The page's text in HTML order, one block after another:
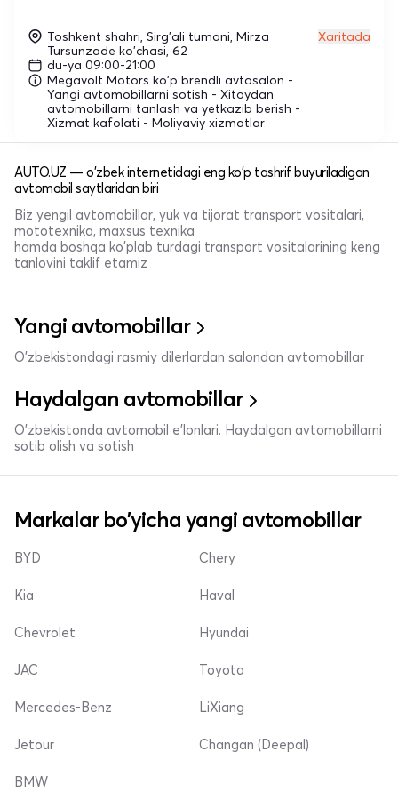
Xaritada
Toshkent shahri, Sirg'ali tumani, Mirza
Tursunzade ko'chasi, 62
du-ya 09:00-21:00
Megavolt Motors ko'p brendli avtosalon -
Yangi avtomobillarni sotish - Xitoydan
avtomobillarni tanlash va yetkazib berish -
Xizmat kafolati - Moliyaviy xizmatlar
AUTO.UZ — o'zbek internetidagi eng ko'p tashrif buyuriladigan
avtomobil saytlaridan biri
Biz yengil avtomobillar, yuk va tijorat transport vositalari,
mototexnika, maxsus texnika
hamda boshqa ko'plab turdagi transport vositalarining keng
tanlovini taklif etamiz
Yangi avtomobillar
O'zbekistondagi rasmiy dilerlardan salondan avtomobillar
Haydalgan avtomobillar
O'zbekistonda avtomobil e’lonlari. Haydalgan avtomobillarni
sotib olish va sotish
Markalar bo'yicha yangi avtomobillar
BYD
Kia
Chevrolet
Chery
Haval
Hyundai
JAC
Mercedes-Benz
Jetour
Toyota
LiXiang
Changan (Deepal)
BMW